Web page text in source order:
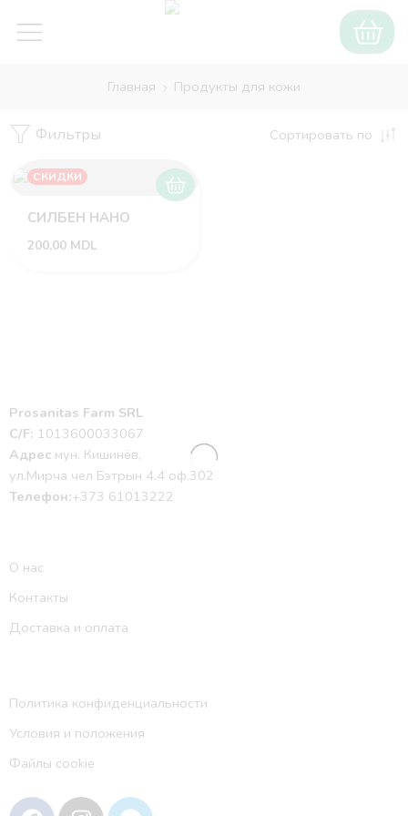
Главная Продукты для кожи
Фильтры Сортировать по
СКИДКИ
СИЛБЕН НАНО
200,00 MDL
Prosanitas Farm SRL
C/F: 1013600033067
Адрес мун. Кишинёв,
ул.Мирча чел Бэтрын 4.4 оф.302
Телефон:+373 61013222
О нас
Контакты
Доставка и оплата
Политика конфиденциальности
Условия и положения
Файлы cookie